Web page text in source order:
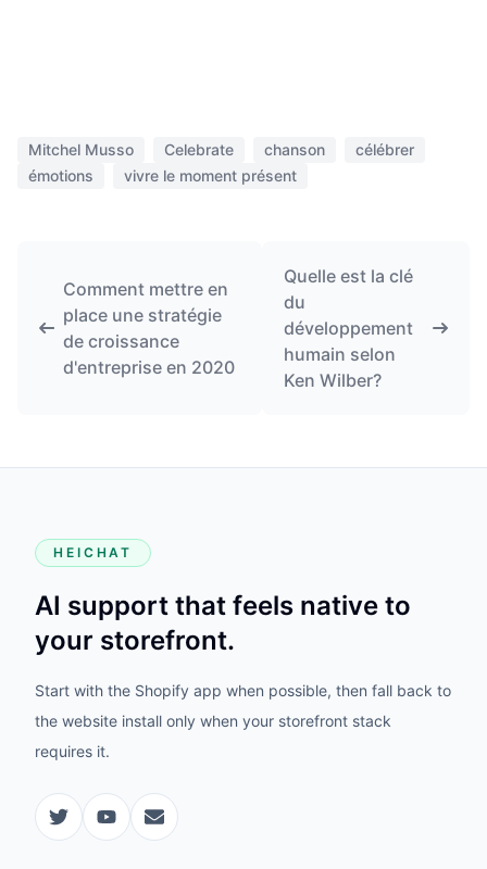
Mitchel Musso Celebrate chanson
célébrer
émotions
vivre le moment présent
Comment mettre en
place une stratégie
de croissance
d'entreprise en 2020
Quelle est la clé
du
développement
humain selon
Ken Wilber?
HEICHAT
AI support that feels native to
your storefront.
Start with the Shopify app when possible, then fall back to
the website install only when your storefront stack
requires it.